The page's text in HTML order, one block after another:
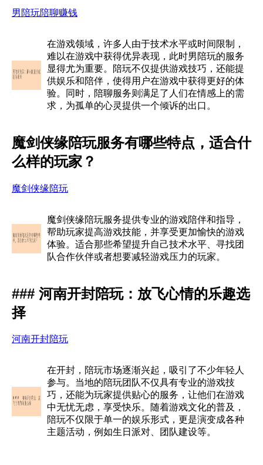
男陪玩陪聊赚钱
在游戏领域，许多人由于技术水平或时间限制，
难以在游戏中获得优异表现，此时男陪玩的服务
显得尤为重要。陪玩不仅提供游戏技巧，还能提
供娱乐和陪伴，使得用户在游戏中获得更好的体
验。同时，陪聊服务则满足了人们在情感上的需
求，为孤单的心灵提供一个倾诉的出口。
魔剑侠缘陪玩服务有哪些特点，适合什
么样的玩家？
魔剑侠缘陪玩
魔剑侠缘陪玩服务提供专业的游戏陪伴和指导，
帮助玩家提高游戏技能，并享受更加愉快的游戏
体验。适合那些希望提升自己技术水平、寻找团
队合作伙伴或者想要减轻游戏压力的玩家。
### 河南开封陪玩：放飞心情的乐趣选
择
河南开封陪玩
在开封，陪玩市场逐渐兴起，吸引了不少年轻人
参与。当地的陪玩团队不仅具有专业的游戏技
巧，还能为玩家提供贴心的服务，让他们在游戏
中无忧无虑，享受快乐。随着游戏文化的普及，
陪玩不仅限于单一的娱乐形式，更是演变成各种
主题活动，例如生日派对、团队建设等。